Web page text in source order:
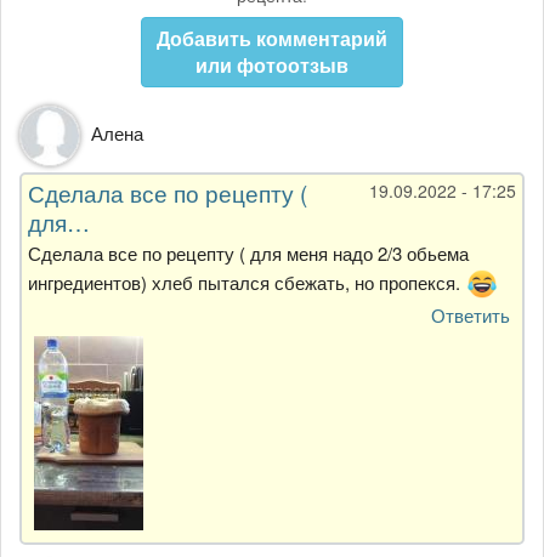
Добавить комментарий
или фотоотзыв
Алена
19.09.2022 - 17:25
Сделала все по рецепту (
для…
Сделала все по рецепту ( для меня надо 2/3 обьема
ингредиентов) хлеб пытался сбежать, но пропекся.
Ответить